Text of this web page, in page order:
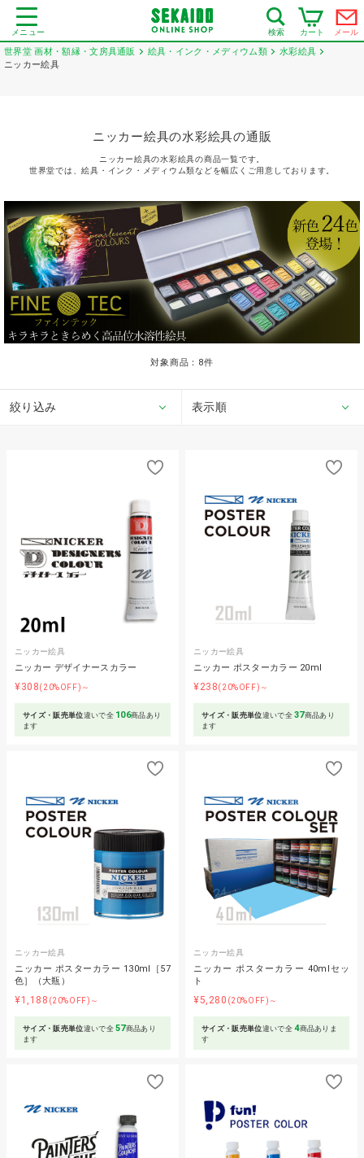
メニュー 検索 カート メール
世界堂 画材・額縁・文房具通販 絵具・インク・メディウム類
水彩絵具
ニッカー絵具
ニッカー絵具の水彩絵具の通販
ニッカー絵具の水彩絵具の商品一覧です。
世界堂では、絵具・インク・メディウム類などを幅広くご用意しております。
対象商品： 8件
絞り込み 表示順
ニッカー絵具
ニッカー デザイナースカラー
¥308(20%OFF)～
サイズ・販売単位違いで全 106商品あり
ます
ニッカー絵具
ニッカー ポスターカラー 20ml
¥238(20%OFF)～
サイズ・販売単位違いで全37商品あり
ます
ニッカー絵具
ニッカー ポスターカラー 130ml［57
色］（大瓶）
¥1,188 (20%OFF)～
サイズ・販売単位違いで全57商品あり
ます
ニッカー絵具
ニッカー ポスターカラー 40mlセッ
ト
¥5,280 (20%OFF)～
サイズ・販売単位違いで全4商品ありま
す